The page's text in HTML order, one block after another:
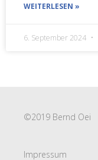
WEITERLESEN »
6. September 2024
©2019 Bernd Oei
Impressum